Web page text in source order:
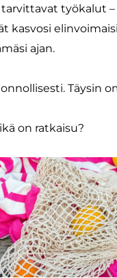
tarvittavat työkalut –
kasvosi
ajan.
Täysin
on ratkaisu?